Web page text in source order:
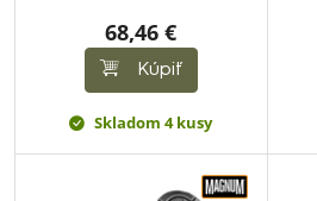
68,46 €
Kúpiť
Skladom 4 kusy